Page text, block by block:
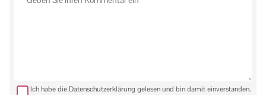
Ich habe die Datenschutzerklärung gelesen und bin damit einverstanden.